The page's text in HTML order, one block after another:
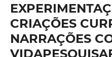
CRIAÇÕES
NARRAÇÕES